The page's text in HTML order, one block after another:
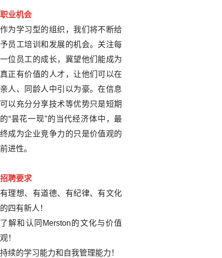
职业机会
作为学习型的组织，我们将不断给
予员工培训和发展的机会。关注每
一位员工的成长，冀望他们能成为
真正有价值的人才，让他们可以在
亲人、同龄人中引以为豪。在信息
可以充分分享技术等优势只是短期
的“昙花一现”的当代经济体中，最
终成为企业竞争力的只是价值观的
前进性。
招聘要求
有理想、有道德、有纪律、有文化
的四有新人！
了解和认同Merston的文化与价值
观！
持续的学习能力和自我管理能力！